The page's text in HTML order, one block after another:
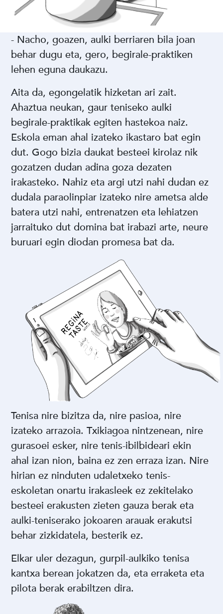
- Nacho, goazen, aulki berriaren bila joan
behar dugu eta, gero, begirale-praktiken
lehen eguna daukazu.
Aita da, egongelatik hizketan ari zait.
Ahaztua neukan, gaur teniseko aulki
begirale-praktikak egiten hastekoa naiz.
Eskola eman ahal izateko ikastaro bat egin
dut. Gogo bizia daukat besteei kirolaz nik
gozatzen dudan adina goza dezaten
irakasteko. Nahiz eta argi utzi nahi dudan ez
dudala paraolinpiar izateko nire ametsa alde
batera utzi nahi, entrenatzen eta lehiatzen
jarraituko dut domina bat irabazi arte, neure
buruari egin diodan promesa bat da.
Tenisa nire bizitza da, nire pasioa, nire
izateko arrazoia. Txikiagoa nintzenean, nire
gurasoei esker, nire tenis-ibilbideari ekin
ahal izan nion, baina ez zen erraza izan. Nire
hirian ez ninduten udaletxeko tenis-
eskoletan onartu irakasleek ez zekitelako
besteei erakusten zieten gauza berak eta
aulki-teniserako jokoaren arauak erakutsi
behar zizkidatela, besterik ez.
Elkar uler dezagun, gurpil-aulkiko tenisa
kantxa berean jokatzen da, eta erraketa eta
pilota berak erabiltzen dira.